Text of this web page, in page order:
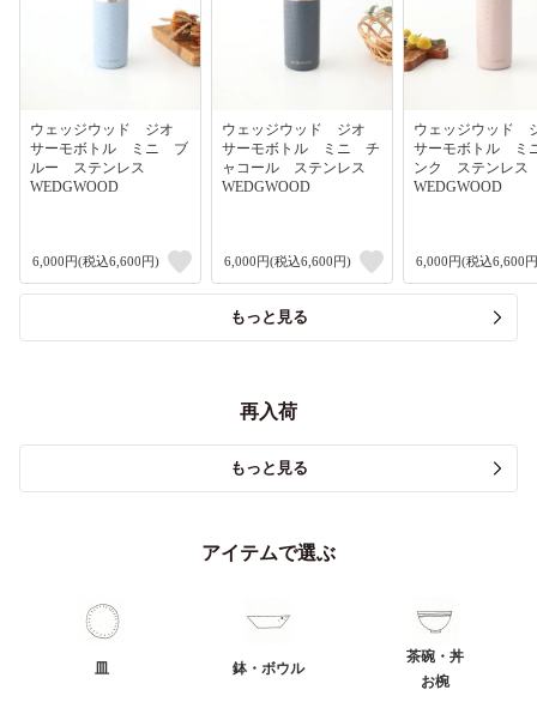
ウェッジウッド ジオ
サーモボトル ミニ ブ
ルー ステンレス
WEDGWOOD
6,000円(税込6,600円)
ウェッジウッド ジオ
サーモボトル ミニ チ
ャコール ステンレス
WEDGWOOD
6,000円(税込6,600円)
ウェッジウッド
サーモボトル
ンク ステンレ
WEDGWOOD
6,000円(税込6,600
もっと見る
再入荷
もっと見る
アイテムで選ぶ
皿 鉢・ボウル
茶碗・丼
お椀